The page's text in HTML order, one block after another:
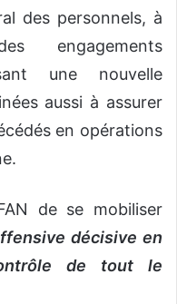
des personnels, à
engagements
une nouvelle
aussi à assurer
en opérations
de se mobiliser
décisive en
de tout le